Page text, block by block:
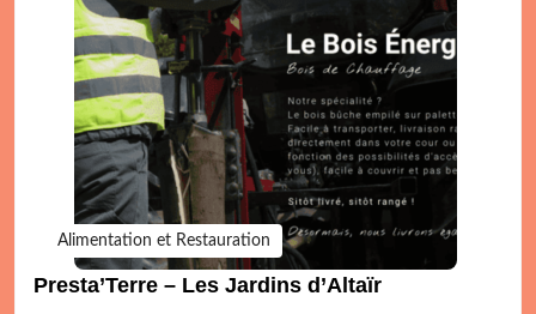
Alimentation et Restauration
Presta’Terre – Les Jardins d’Altaïr